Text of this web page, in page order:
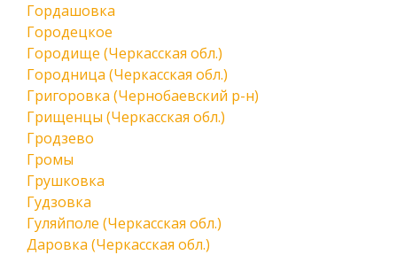
Гордашовка
Городецкое
Городище (Черкасская обл.)
Городница (Черкасская обл.)
Григоровка (Чернобаевский р-н)
Грищенцы (Черкасская обл.)
Гродзево
Громы
Грушковка
Гудзовка
Гуляйполе (Черкасская обл.)
Даровка (Черкасская обл.)